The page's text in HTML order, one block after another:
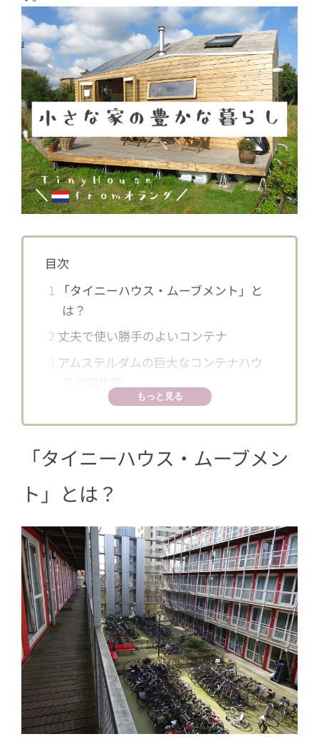
目次
1
「タイニーハウス・ムーブメント」と
は？
2 丈夫で使い勝手のよいコンテナ
アムステルダムの巨大なコンテナハウ
コンテナハウス学生寮の住み心地
もっと見る
「タイニーハウス・ムーブメン
ト」とは？